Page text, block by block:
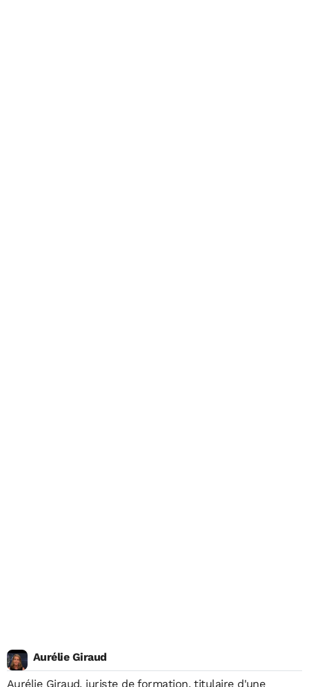
Aurélie Giraud
Aurélie Giraud, juriste de formation, titulaire d'une